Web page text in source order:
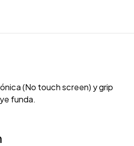
(No touch screen) y grip
funda.